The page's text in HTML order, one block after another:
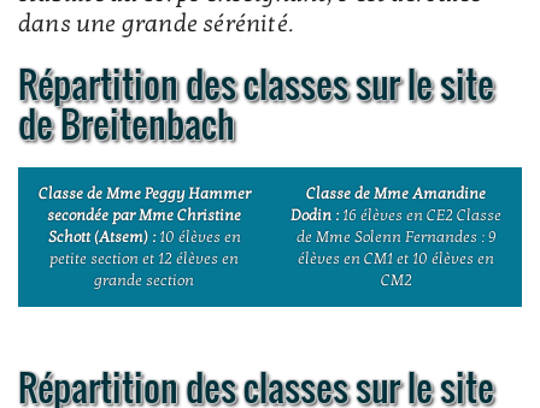
dans une grande sérénité.
Répartition des classes sur le site
de Breitenbach
Classe de Mme Peggy Hammer
secondée par Mme Christine
Schott (Atsem) :10 élèves en
petite section et 12 élèves en
grande section
Classe de Mme Amandine
Dodin :16 élèves en CE2 Classe
de Mme Solenn Fernandes : 9
élèves en CM1 et 10 élèves en
CM2
Répartition des classes sur le site